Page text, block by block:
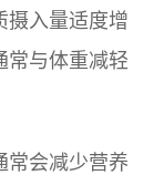
摄入量适度增
常与体重减轻
常会减少营养